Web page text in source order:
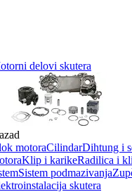
delovi skutera
motoraCilindarDihtung i
Klip i karikeRadilica i
Sistem podmazivanja
skutera